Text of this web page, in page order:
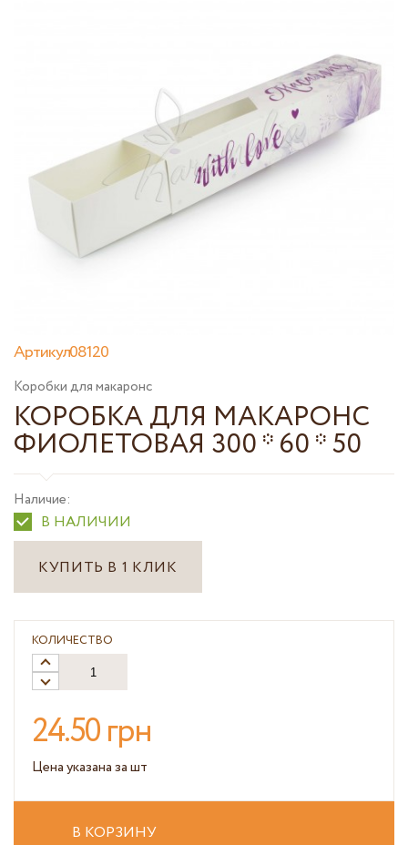
Артикул08120
Коробки для макаронс
КОРОБКА ДЛЯ МАКАРОНС
ФИОЛЕТОВАЯ 300 * 60 * 50
Наличие:
В НАЛИЧИИ
КУПИТЬ В 1 КЛИК
КОЛИЧЕСТВО
24.50 грн
Цена указана за шт
В КОРЗИНУ